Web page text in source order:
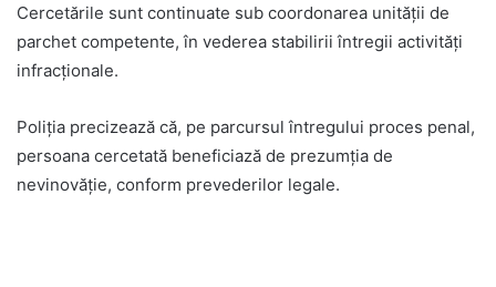
Cercetările sunt continuate sub coordonarea unității de
parchet competente, în vederea stabilirii întregii activități
infracționale.
Poliția precizează că, pe parcursul întregului proces penal,
persoana cercetată beneficiază de prezumția de
nevinovăție, conform prevederilor legale.